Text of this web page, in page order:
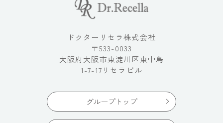
ドクターリセラ株式会社
〒533-0033
大阪府大阪市東淀川区東中島
1-7-17リセラビル
グループトップ